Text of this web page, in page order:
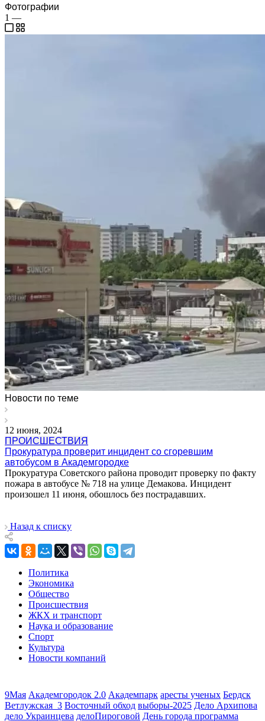
Фотографии
1 —
Новости по теме
12 июня, 2024
ПРОИСШЕСТВИЯ
Прокуратура проверит инцидент со сгоревшим
автобусом в Академгородке
Прокуратура Советского района проводит проверку по факту
пожара в автобусе № 718 на улице Демакова. Инцидент
произошел 11 июня, обошлось без пострадавших.
Назад к списку
Политика
Экономика
Общество
Происшествия
ЖКХ и транспорт
Наука и образование
Спорт
Культура
Новости компаний
9Мая Академгородок 2.0 Академпарк аресты ученых Бердск
Ветлужская_3 Восточный обход выборы-2025 Дело Архипова
дело Украинцева делоПироговой День города программа